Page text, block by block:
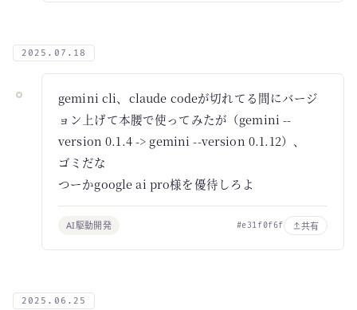
2025.07.18
gemini cli、claude codeが切れてる間にバージ
ョン上げて本腰で使ってみたが（gemini --
version 0.1.4 -> gemini --version 0.1.12）、
ゴミだな
つーかgoogle ai pro様を優待しろよ
AI駆動開発 #e31f0f6f 共有
2025.06.25